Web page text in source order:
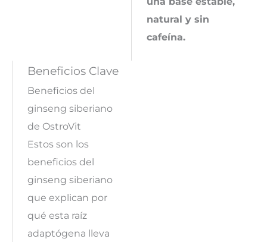
natural y sin
cafeína.
Beneficios Clave
Beneficios del
ginseng siberiano
de OstroVit
Estos son los
beneficios del
ginseng siberiano
que explican por
qué esta raíz
adaptógena lleva